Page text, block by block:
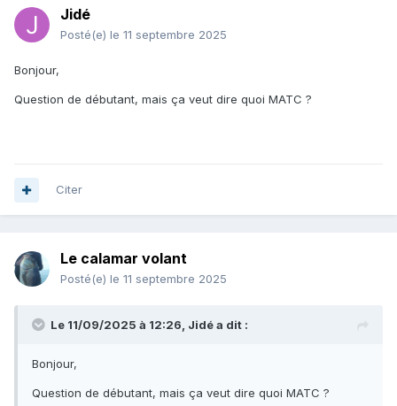
Jidé
Posté(e) le 11 septembre 2025
Bonjour,
Question de débutant, mais ça veut dire quoi MATC ?
Citer
Le calamar volant
Posté(e) le 11 septembre 2025
Le 11/09/2025 à 12:26, Jidéa dit :
Bonjour,
Question de débutant, mais ça veut dire quoi MATC ?